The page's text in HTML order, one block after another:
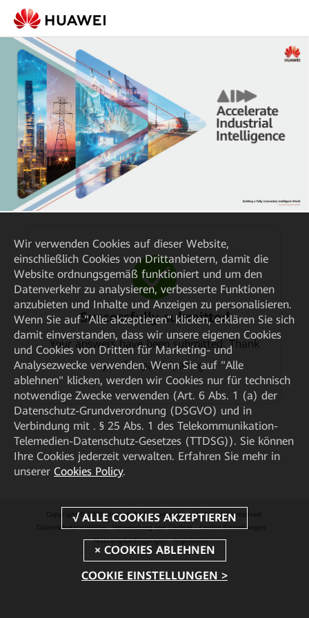
Successfully submitted
Your answers have been submitted. Thank
you for participating.
Copyright © 2026 Huawei Technologies Co., Ltd. All rights reserved.
Datenschutzrichtlinie
Verwendung von Cookies
Cookie Einstellungen
Nutzungsbedingungen
Impressum
Wir verwenden Cookies auf dieser Website,
einschließlich Cookies von Drittanbietern, damit die
Website ordnungsgemäß funktioniert und um den
Datenverkehr zu analysieren, verbesserte Funktionen
anzubieten und Inhalte und Anzeigen zu personalisieren.
Wenn Sie auf "Alle akzeptieren" klicken, erklären Sie sich
damit einverstanden, dass wir unsere eigenen Cookies
und Cookies von Dritten für Marketing- und
Analysezwecke verwenden. Wenn Sie auf "Alle
ablehnen" klicken, werden wir Cookies nur für technisch
notwendige Zwecke verwenden (Art. 6 Abs. 1 (a) der
Datenschutz-Grundverordnung (DSGVO) und in
Verbindung mit . § 25 Abs. 1 des Telekommunikation-
Telemedien-Datenschutz-Gesetzes (TTDSG)). Sie können
Ihre Cookies jederzeit verwalten. Erfahren Sie mehr in
unserer Cookies Policy.
COOKIE EINSTELLUNGEN >